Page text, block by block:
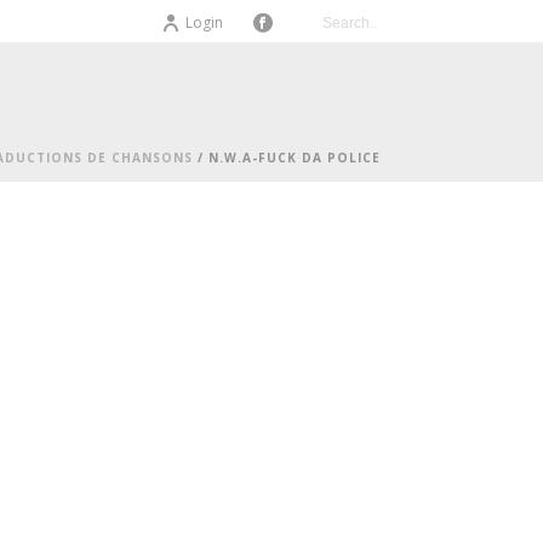
Login
DE CHANSONS / N.W.A-FUCK DA POLICE